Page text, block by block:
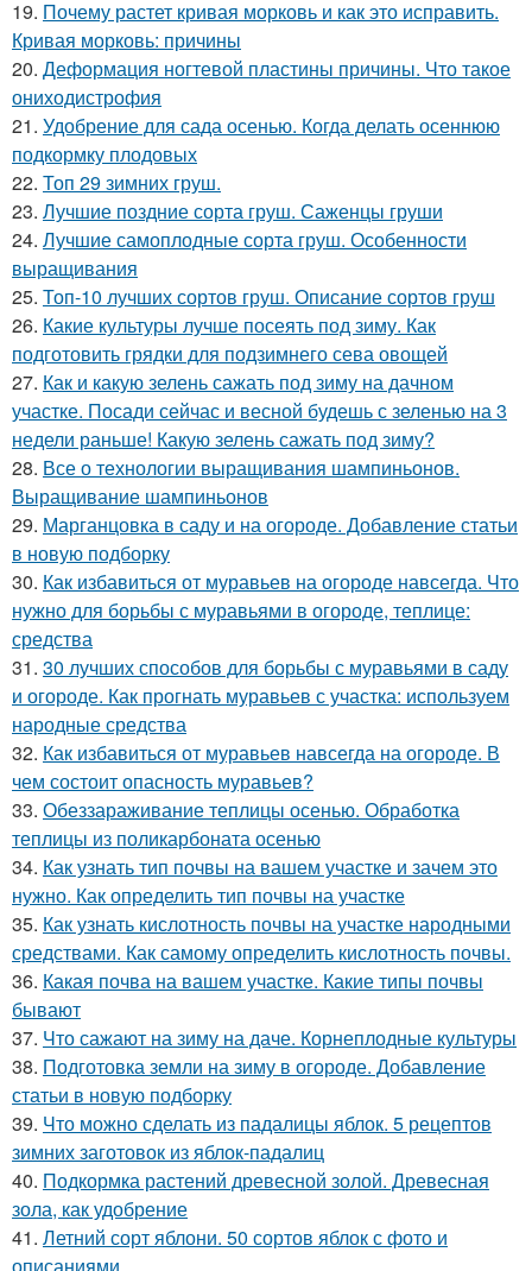
19. Почему растет кривая морковь и как это исправить.
Кривая морковь: причины
20. Деформация ногтевой пластины причины. Что такое
ониходистрофия
21. Удобрение для сада осенью. Когда делать осеннюю
подкормку плодовых
22. Топ 29 зимних груш.
23. Лучшие поздние сорта груш. Саженцы груши
24. Лучшие самоплодные сорта груш. Особенности
выращивания
25. Топ-10 лучших сортов груш. Описание сортов груш
26. Какие культуры лучше посеять под зиму. Как
подготовить грядки для подзимнего сева овощей
27. Как и какую зелень сажать под зиму на дачном
участке. Посади сейчас и весной будешь с зеленью на 3
недели раньше! Какую зелень сажать под зиму?
28. Все о технологии выращивания шампиньонов.
Выращивание шампиньонов
29. Марганцовка в саду и на огороде. Добавление статьи
в новую подборку
30. Как избавиться от муравьев на огороде навсегда. Что
нужно для борьбы с муравьями в огороде, теплице:
средства
31. 30 лучших способов для борьбы с муравьями в саду
и огороде. Как прогнать муравьев с участка: используем
народные средства
32. Как избавиться от муравьев навсегда на огороде. В
чем состоит опасность муравьев?
33. Обеззараживание теплицы осенью. Обработка
теплицы из поликарбоната осенью
34. Как узнать тип почвы на вашем участке и зачем это
нужно. Как определить тип почвы на участке
35. Как узнать кислотность почвы на участке народными
средствами. Как самому определить кислотность почвы.
36. Какая почва на вашем участке. Какие типы почвы
бывают
37. Что сажают на зиму на даче. Корнеплодные культуры
38. Подготовка земли на зиму в огороде. Добавление
статьи в новую подборку
39. Что можно сделать из падалицы яблок. 5 рецептов
зимних заготовок из яблок-падалиц
40. Подкормка растений древесной золой. Древесная
зола, как удобрение
41. Летний сорт яблони. 50 сортов яблок с фото и
описаниями